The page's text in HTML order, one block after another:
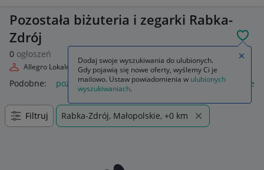
Pozostała biżuteria i zegarki Rabka-
Zdrój
0 ogłoszeń
Allegro Lokalnie Moda Biżuteria i Zegarki Pozostałe
Podobne: pozostałe łóżka pozostałe pozostałe miasta i
Filtruj Rabka-Zdrój, Małopolskie, +0 km
Dodaj swoje wyszukiwania do ulubionych.
Gdy pojawią się nowe oferty, wyślemy Ci je
mailowo. Ustaw powiadomienia w ulubionych
wyszukiwaniach.